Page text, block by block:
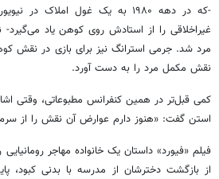
-که در دهه ۱۹۸۰ به یک غول املاک
غیراخلاقی را از استادش روی کوهن یاد می‌گیرد-
مرد شد. جرمی استرانگ نیز برای بازی در نقش
نقش مکمل مرد را به دست آورد.
کمی قبل‌تر در همین کنفرانس مطبوعاتی، وقتی
استن گفت: «هنوز دارم عوارض آن نقش را از
فیلم «فیورد» داستان یک خانواده مهاجر
از بازگشت دخترشان از مدرسه با بدنی کبود،